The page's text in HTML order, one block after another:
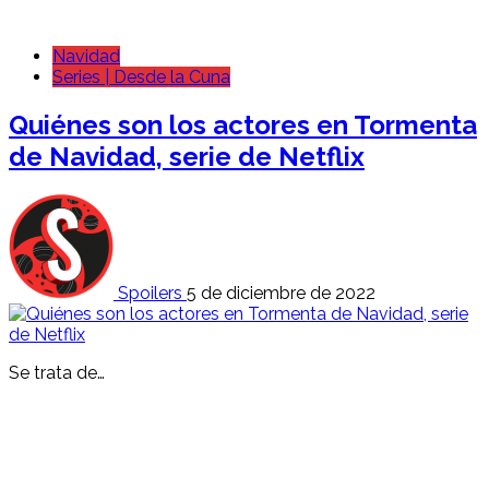
Navidad
Series | Desde la Cuna
Quiénes son los actores en Tormenta
de Navidad, serie de Netflix
Spoilers 5 de diciembre de 2022
Se trata de…